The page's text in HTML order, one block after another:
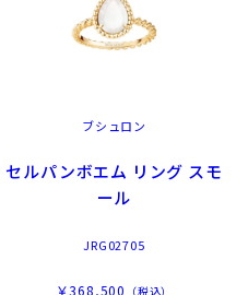
ブシュロン
セルパンボエム リング スモ
ール
JRG02705
￥368,500 （税込）